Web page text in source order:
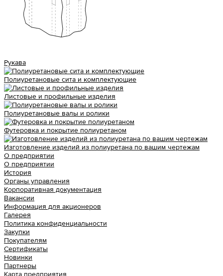
Рукава
Полиуретановые сита и комплектующие
Листовые и профильные изделия
Полиуретановые валы и ролики
Футеровка и покрытие полиуретаном
Изготовление изделий из полиуретана по вашим чертежам
О предприятии
О предприятии
История
Органы управления
Корпоративная документация
Вакансии
Информация для акционеров
Галерея
Политика конфиденциальности
Закупки
Покупателям
Сертификаты
Новинки
Партнеры
Карта предприятия